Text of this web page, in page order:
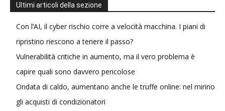
Ultimi articoli della sezione
Con l’AI, il cyber rischio corre a velocità macchina. I piani di
ripristino riescono a tenere il passo?
Vulnerabilità critiche in aumento, ma il vero problema è
capire quali sono davvero pericolose
Ondata di caldo, aumentano anche le truffe online: nel mirino
gli acquisti di condizionatori